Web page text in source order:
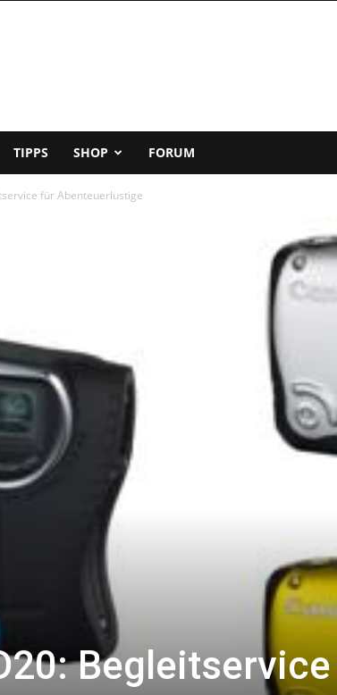
TIPPS SHOP FORUM
für Abenteuerlustige